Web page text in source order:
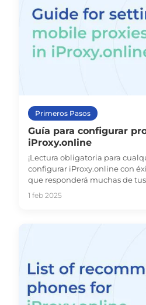
Primeros Pasos
Guía para configurar
iProxy.online
¡Lectura obligatoria para
configurar iProxy.online con
que responderá muchas de
1 feb 2025